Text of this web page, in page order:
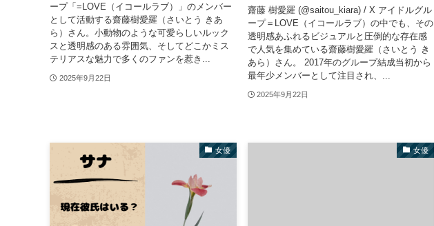
ープ「=LOVE（イコールラブ）」のメンバー
として活動する齋藤樹愛羅（さいとう きあ
ら）さん。小動物のような可愛らしいルック
スと透明感のある雰囲気、そしてどこかミス
テリアスな魅力で多くのファンを惹き...
2025年9月22日
齋藤 樹愛羅 (@saitou_kiara) / X アイドルグル
ープ＝LOVE（イコールラブ）の中でも、その
透明感あふれるビジュアルと圧倒的な存在感
で人気を集めている齋藤樹愛羅（さいとう き
あら）さん。 2017年のグループ結成当初から
最年少メンバーとして注目され、...
2025年9月22日
女優 女優